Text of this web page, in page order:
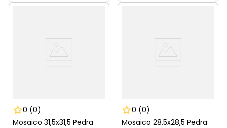
0 (0)
Mosaico 31,5x31,5 Pedra
0 (0)
Mosaico 28,5x28,5 Pedra